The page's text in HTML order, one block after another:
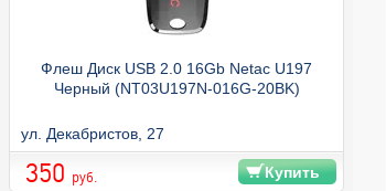
Флеш Диск USB 2.0 16Gb Netac U197
Черный (NT03U197N-016G-20BK)
ул. Декабристов, 27
350 руб. Купить